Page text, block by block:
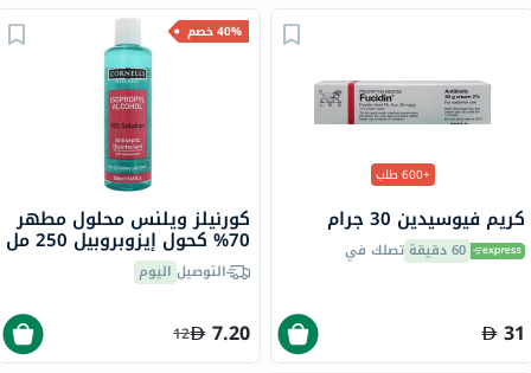
+600 طلب
كريم فيوسيدين 30 جرام
60 دقيقة تصلك في
31
40% خصم
كورنيلز ويلنس محلول مطهر
70% كحول إيزوبروبيل 250 مل
التوصيل اليوم
7.20
12